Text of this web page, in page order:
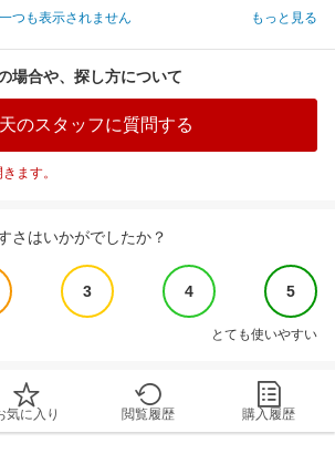
つも表示されません
もっと見る
場合や、探し方について
のスタッフに質問する
ます。
さはいかがでしたか？
3 4 5
とても使いやすい
気に入り 閲覧履歴 購入履歴